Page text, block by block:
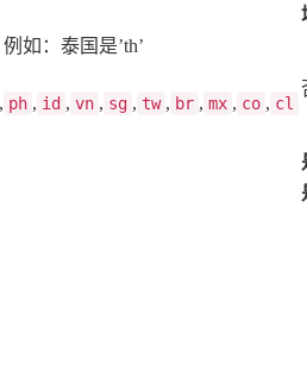
如：泰国是’th’
, ph , id , vn , sg , tw , br , mx , co , cl